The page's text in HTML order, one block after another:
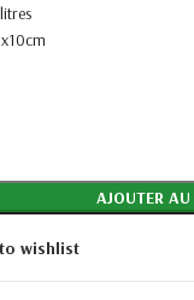
AJOUTER AU
wishlist